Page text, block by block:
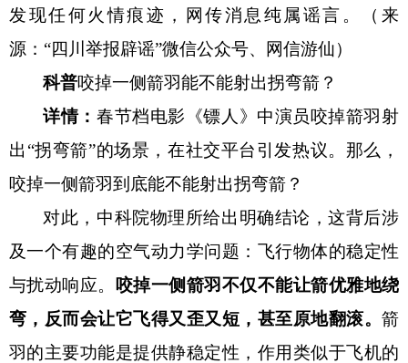
发现任何火情痕迹，网传消息纯属谣言。（来
源：“四川举报辟谣”微信公众号、网信游仙）
科普咬掉一侧箭羽能不能射出拐弯箭？
详情：春节档电影《镖人》中演员咬掉箭羽射
出 “拐弯箭”的场景，在社交平台引发热议。那么，
咬掉一侧箭羽到底能不能射出拐弯箭？
对此，中科院物理所给出明确结论，这背后涉
及一个有趣的空气动力学问题：飞行物体的稳定性
与扰动响应。
咬掉一侧箭羽不仅不能让箭优雅地绕
弯，反而会让它飞得又歪又短，甚至原地翻滚。 箭
羽的主要功能是提供静稳定性，作用类似于飞机的